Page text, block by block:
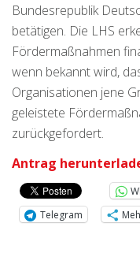
Bundesrepublik
betätigen. Die LHS
Fördermaßnahmen
wenn bekannt wird,
Organisationen jene
geleistete
zurückgefordert.
Antrag
Telegram